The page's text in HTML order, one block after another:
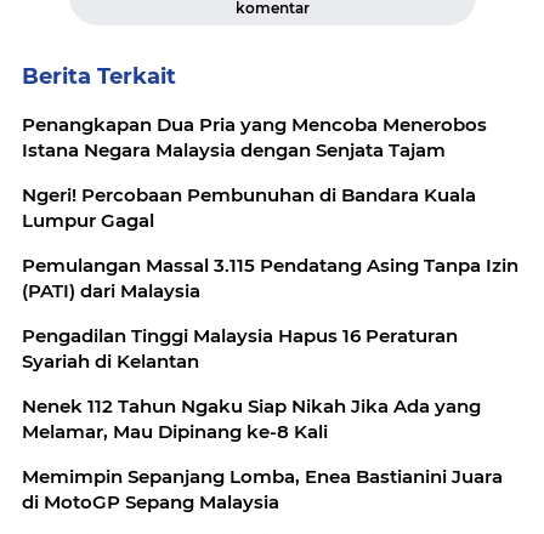
komentar
Berita Terkait
Penangkapan Dua Pria yang Mencoba Menerobos
Istana Negara Malaysia dengan Senjata Tajam
Ngeri! Percobaan Pembunuhan di Bandara Kuala
Lumpur Gagal
Pemulangan Massal 3.115 Pendatang Asing Tanpa Izin
(PATI) dari Malaysia
Pengadilan Tinggi Malaysia Hapus 16 Peraturan
Syariah di Kelantan
Nenek 112 Tahun Ngaku Siap Nikah Jika Ada yang
Melamar, Mau Dipinang ke-8 Kali
Memimpin Sepanjang Lomba, Enea Bastianini Juara
di MotoGP Sepang Malaysia